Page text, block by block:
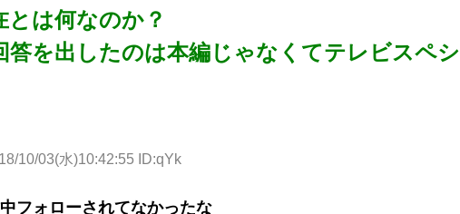
とは何なのか？
答を出したのは本編じゃなくてテレビスペシ
10/03(水)10:42:55 ID:qYk
フォローされてなかったな